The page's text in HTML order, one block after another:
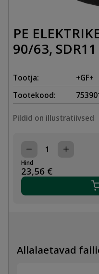
PE
90/63, SDR11
Tootja:
+GF+
Tootekood:
Pildid on illustratiivsed
PE
ELEKTRIKEEVIS
ÜLEMINEK
90/63,
kogus
Hind
23,56 €
Allalaetavad